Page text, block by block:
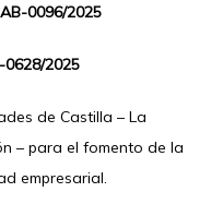
0096/2025
0628/2025
de Castilla – La
– para el fomento de la
empresarial.